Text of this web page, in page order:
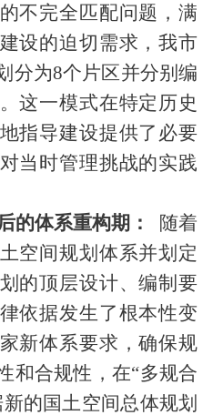
不完全匹配问题，满
设的迫切需求，我市
分为8个片区并分别编
这一模式在特定历史
指导建设提供了必要
当时管理挑战的实践
的体系重构期： 随着
空间规划体系并划定
的顶层设计、编制要
依据发生了根本性变
新体系要求，确保规
和合规性，在“多规合
的国土空间总体规划